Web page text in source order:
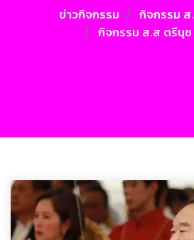
ข่าวกิจกรรม
กิจกรรม ส
กิจกรรม ส.ส ตรีนุช